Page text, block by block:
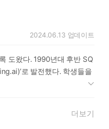
2024.06.13 업데이트
도왔다. 1990년대 후반 SQ
로 발전했다. 학생들을
더보기